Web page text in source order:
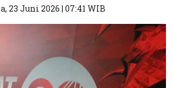
23 Juni 2026 | 07:41 WIB